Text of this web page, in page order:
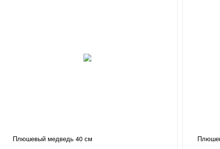
Плюшевый медведь 40 см